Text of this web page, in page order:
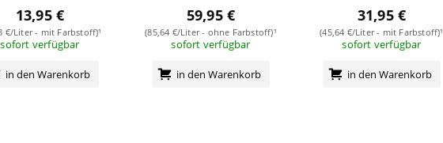
13,95 €
€/Liter - mit Farbstoff)¹
sofort verfügbar
in den Warenkorb
59,95 €
(85,64 €/Liter - ohne Farbstoff)¹
sofort verfügbar
in den Warenkorb
31,95 €
(45,64 €/Liter - mit Farbstoff)¹
sofort verfügbar
in den Warenkorb